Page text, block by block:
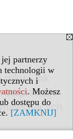
partnerzy
technologii w
i
. Możesz
dostępu do
[ZAMKNIJ]
- jak